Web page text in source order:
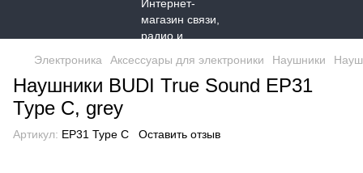
Электроника Аксессуары для электроники Наушники
Наушники BUDI True Sound EP31
Type C, grey
Артикул: EP31 Type C Оставить отзыв